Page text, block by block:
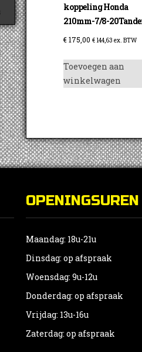
koppeling Honda
210mm-7/8-
€175,00 € 144,63 ex. BTW
Toevoegen aan
winkelwagen
OPENINGSUREN
Maandag: 18u-21u
Dinsdag: op afspraak
Woensdag: 9u-12u
Donderdag: op afspraak
Vrijdag: 13u-16u
Zaterdag: op afspraak